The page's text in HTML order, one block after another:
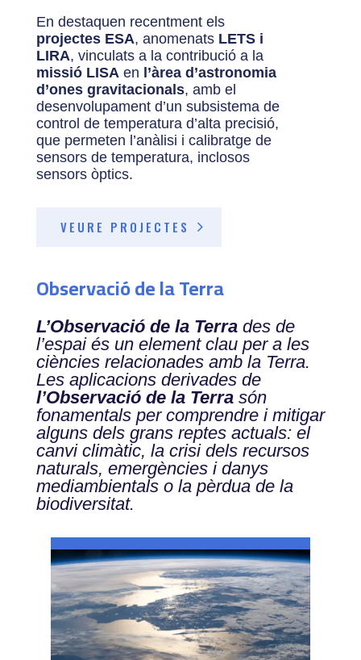
En destaquen recentment els
projectes ESA, anomenats LETS i
LIRA, vinculats a la contribució a la
missió LISAen l’àrea d’astronomia
d’ones gravitacionals, amb el
desenvolupament d’un subsistema de
control de temperatura d’alta precisió,
que permeten l’anàlisi i calibratge de
sensors de temperatura, inclosos
sensors òptics.
VEURE PROJECTES
Observació de la Terra
L’Observació de la Terrades de
l’espai és un element clau per a les
ciències relacionades amb la Terra.
Les aplicacions derivades de
l’Observació de la Terrasón
fonamentals per comprendre i mitigar
alguns dels grans reptes actuals: el
canvi climàtic, la crisi dels recursos
naturals, emergències i danys
mediambientals o la pèrdua de la
biodiversitat.